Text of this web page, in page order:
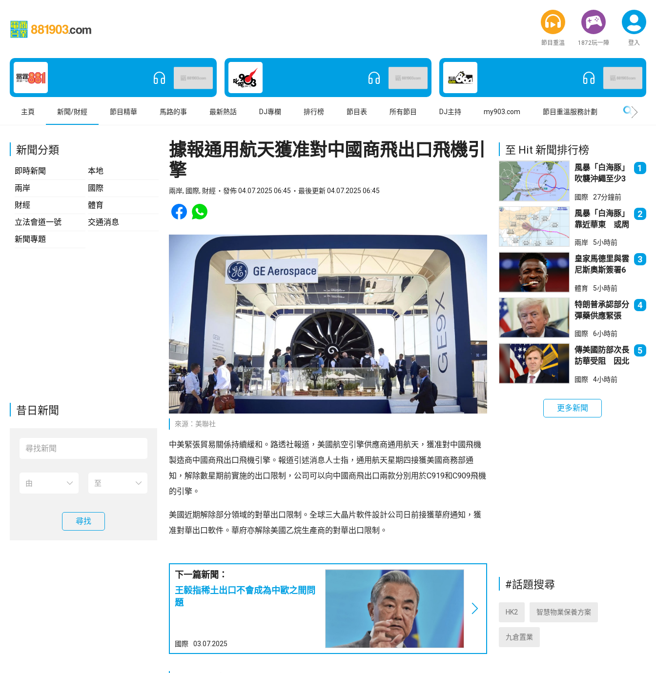
節目重溫 1872玩一陣 登入
主頁 新聞/財經 節目精華 馬路的事 最新熱話 DJ專欄 排行榜 節目表 所有節目 DJ主持 my903.com 節目重溫服務計劃
新聞分類
即時新聞
本地
兩岸
國際
財經
體育
立法會道一號
交通消息
新聞專題
昔日新聞
尋找
據報通用航天獲准對中國商飛出口飛機引
擎
兩岸, 國際, 財經 發佈 04.07.2025 06:45 最後更新 04.07.2025 06:45
Share to Facebook
Share to WhatsApp
來源：美聯社
中美緊張貿易關係持續緩和。路透社報道，美國航空引擎供應商通用航天，獲准對中國飛機
製造商中國商飛出口飛機引擎。報道引述消息人士指，通用航天星期四接獲美國商務部通
知，解除數星期前實施的出口限制，公司可以向中國商飛出口兩款分別用於C919和C909飛機
的引擎。
美國近期解除部分領域的對華出口限制。全球三大晶片軟件設計公司日前接獲華府通知，獲
准對華出口軟件。華府亦解除美國乙烷生產商的對華出口限制。
下一篇新聞：
王毅指稀土出口不會成為中歐之間問
題
國際 03.07.2025
至 Hit 新聞排行榜
風暴「白海豚」
吹襲沖繩至少3
取消
1
國際 27分鐘前
風暴「白海豚」
靠近華東 或周
2
兩岸 5小時前
皇家馬德里與雲
尼斯奧斯簽署6
3
體育 5小時前
特朗普承認部分
彈藥供應緊張
成
4
國際 6小時前
傳美國防部次長
訪華受阻 因北
售
5
國際 4小時前
更多新聞
#話題搜尋
HK2 智慧物業保養方案
九倉置業